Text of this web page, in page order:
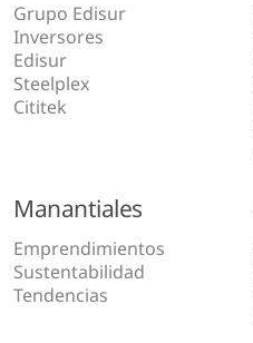
Grupo Edisur
Inversores
Edisur
Steelplex
Cititek
Manantiales
Emprendimientos
Sustentabilidad
Tendencias